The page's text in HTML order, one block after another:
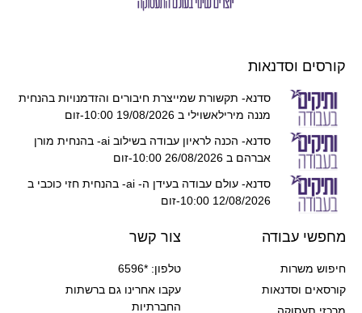
קורסים וסדנאות
סדנא- תקשורת שמייצרת חיבורים והזדמנויות בהנחית
מננה מירילאשוילי ב 19/08/2026 10:00-זום
סדנא- הכנה לראיון עבודה בשילוב ai- בהנחית מורן
אברהם ב 26/08/2026 10:00-זום
סדנא- עולם עבודה בעידן ה- ai- בהנחית חזי כוכבי ב
12/08/2026 10:00-זום
מחפשי עבודה
חיפוש משרות
קורסאים וסדנאות
מרכזי תעסוקה
צור קשר
טלפון: *6596
עקבו אחרינו גם ברשתות
החברתיות